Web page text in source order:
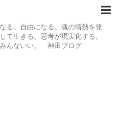
る。自由になる。魂の情熱を発
て生きる。思考が現実化する。
みんないい。 神田ブログ